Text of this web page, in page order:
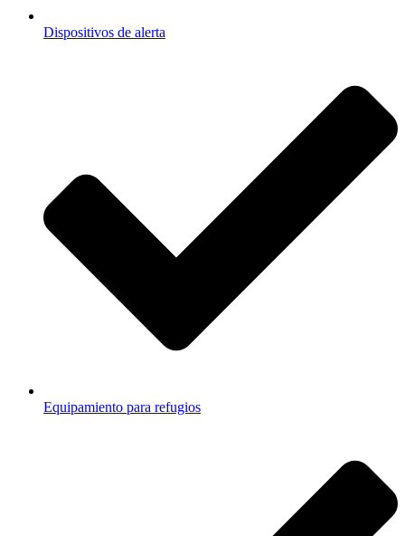
Dispositivos de alerta
Equipamiento para refugios